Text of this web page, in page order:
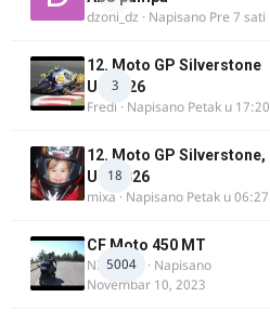
dzoni_dz · Napisano Pre 7 sati
3
12. Moto GP Silverstone
UK 2026
Fredi · Napisano Petak u 17:20
18
12. Moto GP Silverstone,
UK, 2026
mixa · Napisano Petak u 06:27
5004
CF Moto 450 MT
NIKOLA 1
· Napisano
Novembar 10, 2023